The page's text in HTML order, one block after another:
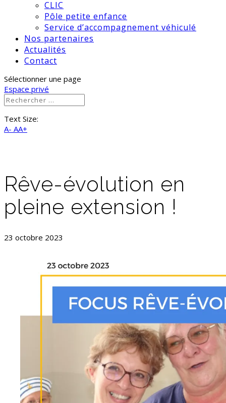
CLIC
Pôle petite enfance
Service d’accompagnement véhiculé
Nos partenaires
Actualités
Contact
Sélectionner une page
Espace privé
Text Size:
A- AA+
Rêve-évolution en
pleine extension !
23 octobre 2023